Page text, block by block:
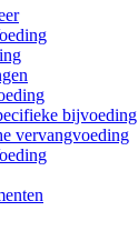
bijvoeding
vervangvoeding